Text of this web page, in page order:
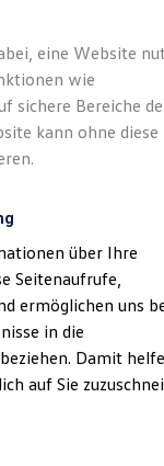
eine Website
wie
sichere Bereiche
kann ohne diese
über Ihre
Seitenaufrufe,
ermöglichen uns
in die
Damit
auf Sie